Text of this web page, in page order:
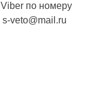
Viber по номеру
s-veto@mail.ru